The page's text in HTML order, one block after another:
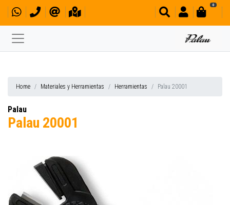
0
Home Materiales y Herramientas Herramientas Palau 20001
Palau
Palau 20001